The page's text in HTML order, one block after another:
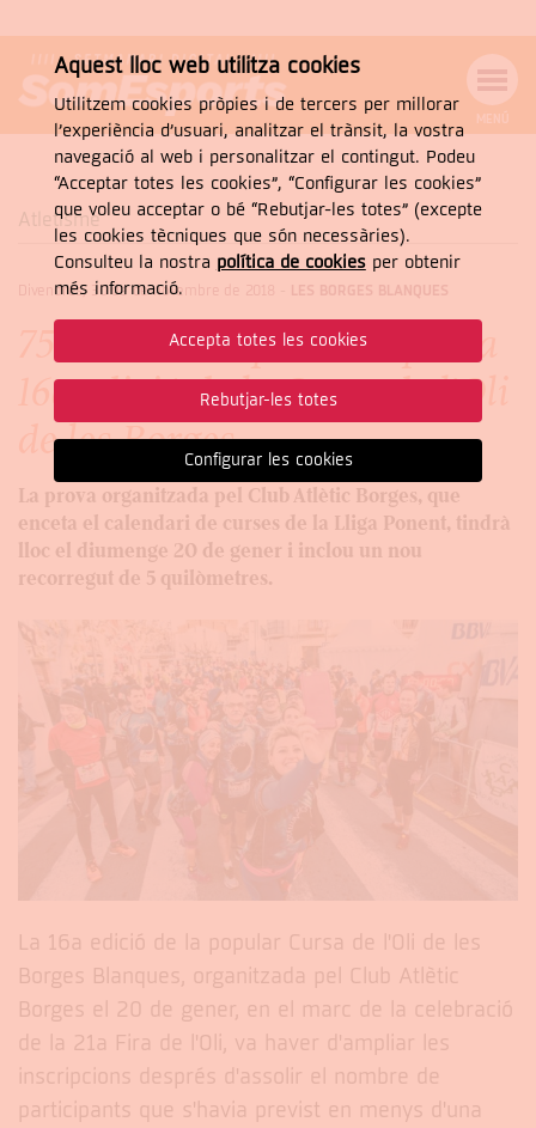
NAVEGACIÓ
MENÚ
Cercar
CERCAR
Atletisme
Divendres, 30 de de novembre de 2018 LES BORGES BLANQUES
750 atletes impacients per la
16a edició de la Cursa de l’Oli
de les Borges
La prova organitzada pel Club Atlètic Borges, que
enceta el calendari de curses de la Lliga Ponent, tindrà
lloc el diumenge 20 de gener i inclou un nou
recorregut de 5 quilòmetres.
La 16a edició de la popular Cursa de l'Oli de les
Borges Blanques, organitzada pel Club Atlètic
Borges el 20 de gener, en el marc de la celebració
de la 21a Fira de l'Oli, va haver d'ampliar les
inscripcions després d'assolir el nombre de
participants que s'havia previst en menys d'una
Aquest lloc web utilitza cookies
Utilitzem cookies pròpies i de tercers per millorar
l’experiència d’usuari, analitzar el trànsit, la vostra
navegació al web i personalitzar el contingut. Podeu
“Acceptar totes les cookies”, “Configurar les cookies”
que voleu acceptar o bé “Rebutjar-les totes” (excepte
les cookies tècniques que són necessàries).
Consulteu la nostra política de cookiesper obtenir
més informació.
Accepta totes les cookies
Rebutjar-les totes
Configurar les cookies